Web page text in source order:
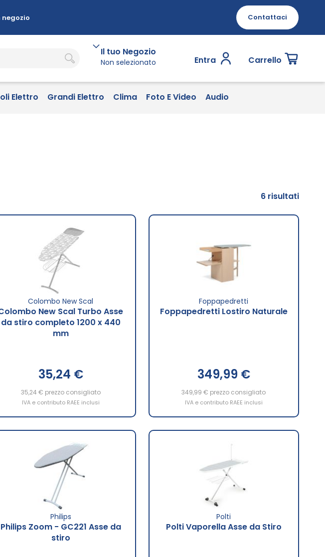
Contattaci
Il tuo Negozio
Non selezionato Entra Carrello
Elettro Grandi Elettro Clima Foto E Video Audio
6 risultati
Colombo New Scal
New Scal Turbo Asse
da stiro completo 1200 x 440
mm
35,24 €
35,24 € prezzo consigliato
IVA e contributo RAEE inclusi
Foppapedretti
Foppapedretti Lostiro Naturale
349,99 €
349,99 € prezzo consigliato
IVA e contributo RAEE inclusi
Philips
Philips Zoom - GC221 Asse da
stiro
Polti
Polti Vaporella Asse da Stiro